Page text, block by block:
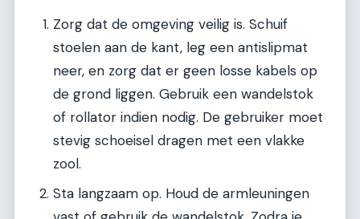
Zorg dat de omgeving veilig is. Schuif
stoelen aan de kant, leg een antislipmat
neer, en zorg dat er geen losse kabels op
de grond liggen. Gebruik een wandelstok
of rollator indien nodig. De gebruiker moet
stevig schoeisel dragen met een vlakke
zool.
Sta langzaam op. Houd de armleuningen